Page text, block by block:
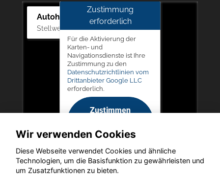
Autohaus Picker
Stellwerk 5, 57368 Lennestadt
Zustimmung
erforderlich
Für die Aktivierung der
Karten- und
Navigationsdienste ist Ihre
Zustimmung zu den
Datenschutzrichtlinien vom
Drittanbieter Google LLC
erforderlich.
Zustimmen
aktivieren
Wir verwenden Cookies
Diese Webseite verwendet Cookies und ähnliche
Technologien, um die Basisfunktion zu gewährleisten und
um Zusatzfunktionen zu bieten.